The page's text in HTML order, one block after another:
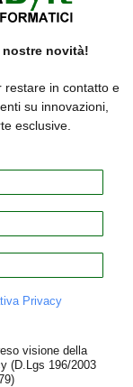
i server.
completa
in Cloud.
Management
tutti i
chiara e
e
informate.
per
nostre novità!
restare in contatto e
su innovazioni,
esclusive.
Privacy
visione della
(D.Lgs 196/2003